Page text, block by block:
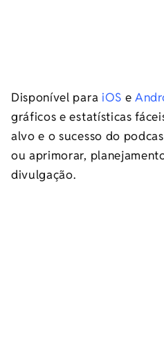
Disponível para iOS e
gráficos e estatísticas
alvo e o sucesso do
ou aprimorar,
divulgação.